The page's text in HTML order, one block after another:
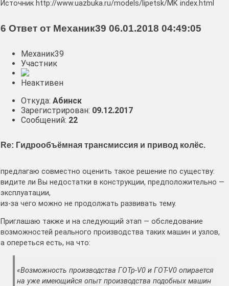
Источник http://www.uazbuka.ru/models/lipetsk/MK index.html
6 Ответ от Механик39 06.01.2018 04:49:05
Механик39
Участник
Неактивен
Откуда: Абинск
Зарегистрирован: 09.12.2017
Сообщений: 22
Re: Гидрообъёмная трансмиссия и привод колёс.
предлагаю совместно оценить такое решение по существу:
видите ли Вы недостатки в конструкции, предположительно —
эксплуатации,
из-за чего можно не продолжать развивать тему.
Приглашаю также и на следующий этап — обследование
возможностей реального производства таких машин и узлов,
а опереться есть, на что:
«Возможность производства ГОТр-V0 и ГОТ-V0 опирается
на уже имеющийся опыт производства подобных машин